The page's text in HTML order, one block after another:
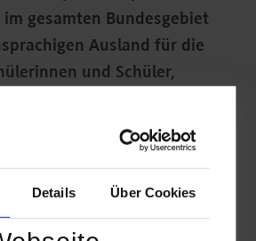
Details Über Cookies
gesamten Bundesgebiet
Ausland für die
und Schüler,
Young Professionals